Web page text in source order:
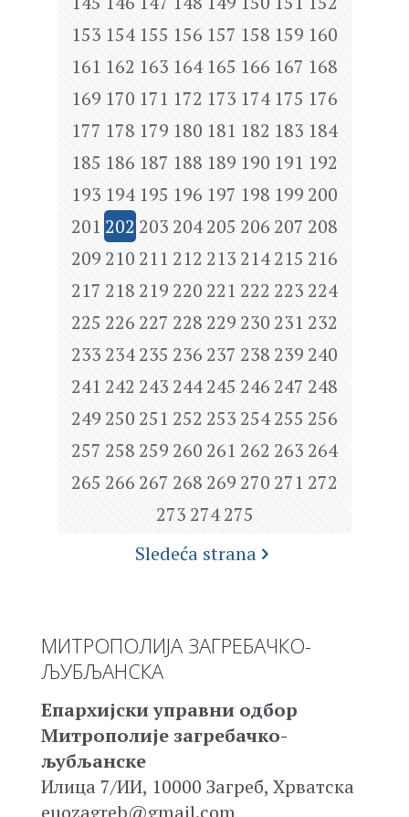
153 154 155 156 157 158 159 160
161 162 163 164 165 166 167 168
169 170 171 172 173 174 175 176
177 178 179 180 181 182 183 184
185 186 187 188 189 190 191 192
193 194 195 196 197 198 199 200
201 202 203 204205 206 207 208
209 210 211 212 213 214215 216
217 218 219 220 221 222 223 224
225 226 227 228 229 230 231 232
233 234235 236 237 238 239 240
241 242 243 244245 246 247 248
249 250 251 252 253 254255 256
257 258 259 260 261 262 263 264
265 266 267 268 269 270 271 272
273 274 275
Sledeća strana
МИТРОПОЛИЈА ЗАГРЕБАЧКО-
ЉУБЉАНСКА
Епархијски управни одбор
Митрополије загребачко-
љубљанске
Илица 7/ИИ, 10000 Загреб, Хрватска
euozagreb@gmail.com